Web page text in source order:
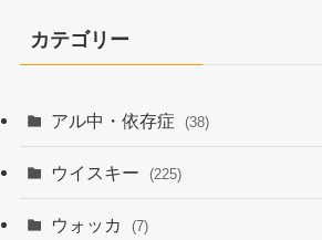
カテゴリー
アル中・依存症 (38)
ウイスキー (225)
ウォッカ (7)